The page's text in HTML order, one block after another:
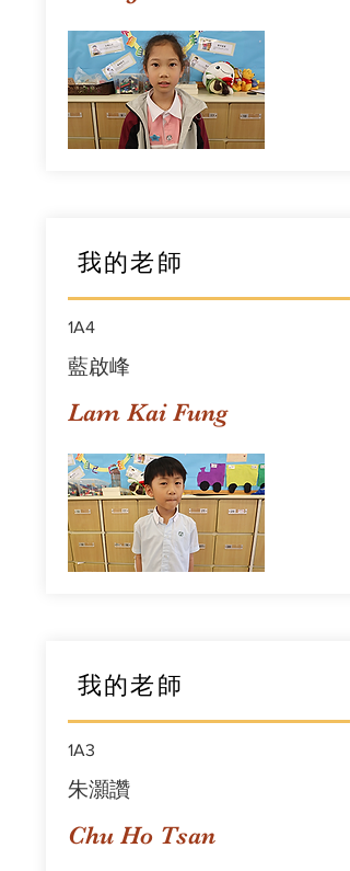
我的老師
1A4
藍啟峰
Lam Kai Fung
我的老師
1A3
朱灝讚
Chu Ho Tsan